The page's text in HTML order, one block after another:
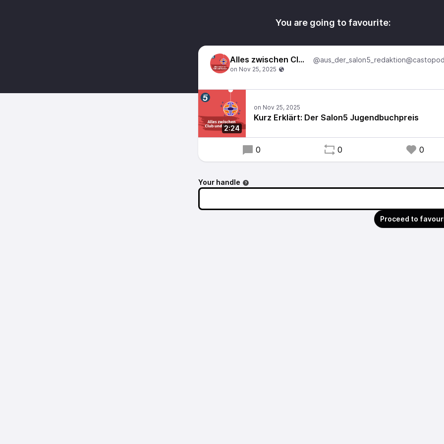
You are going to favourite:
Alles zwischen Club und Museum
2:24
Kurz Erklärt: Der Salon5 Jugendbuchpreis
0 0 0
Your handle
Proceed to